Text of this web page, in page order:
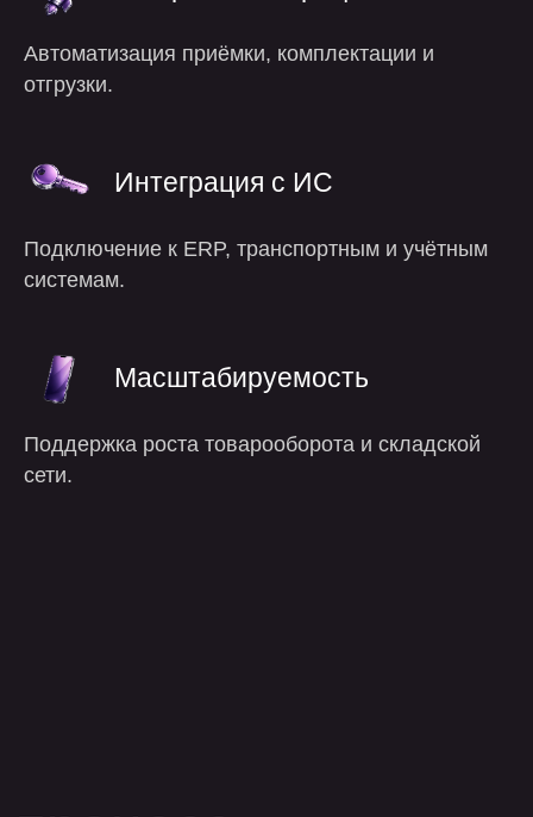
Автоматизация приёмки, комплектации и
отгрузки.
Интеграция с ИС
Подключение к ERP, транспортным и учётным
системам.
Масштабируемость
Поддержка роста товарооборота и складской
сети.